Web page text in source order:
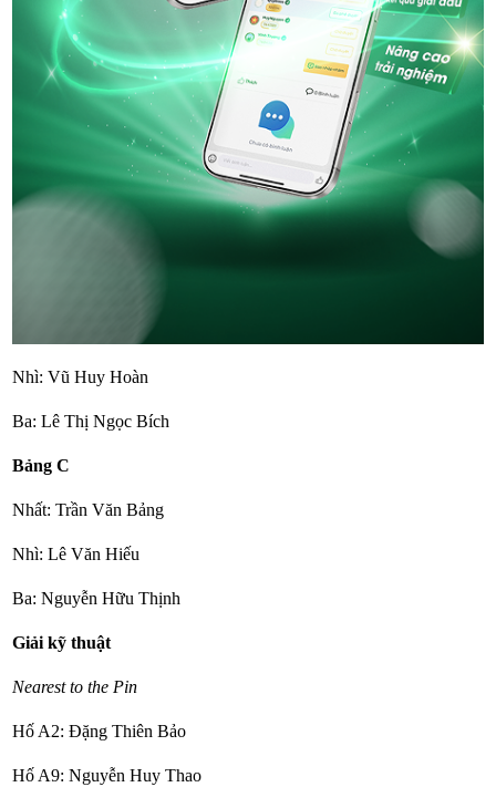
Nhì: Vũ Huy Hoàn
Ba: Lê Thị Ngọc Bích
Bảng C
Nhất: Trần Văn Bảng
Nhì: Lê Văn Hiếu
Ba: Nguyễn Hữu Thịnh
Giải kỹ thuật
Nearest to the Pin
Hố A2: Đặng Thiên Bảo
Hố A9: Nguyễn Huy Thao